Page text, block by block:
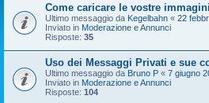
Come caricare le vostre
Ultimo messaggio da Kegelbahn « 22
Inviato in Moderazione e Annunci
Risposte: 35
Uso dei Messaggi Privati e sue
Ultimo messaggio da Bruno P « 7 giugno
Inviato in Moderazione e Annunci
Risposte: 104